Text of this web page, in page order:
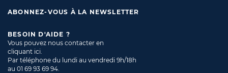
ABONNEZ-VOUS À LA NEWSLETTER
BESOIN D'AIDE ?
Vous pouvez nous contacter en
cliquant ici.
Par téléphone du lundi au vendredi 9h/18h
au 01 69 93 69 94.